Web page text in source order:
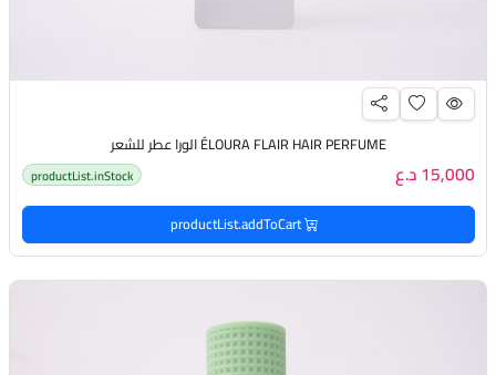
ÉLOURA FLAIR HAIR PERFUME الورا عطر للشعر
15,000 د.ع productList.inStock
productList.addToCart